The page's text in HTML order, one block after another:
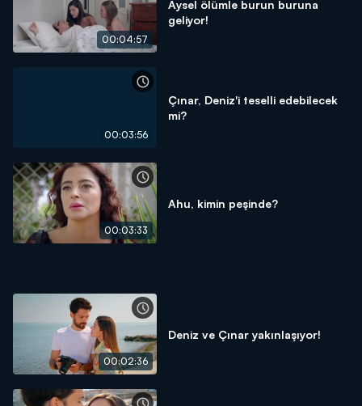
00:04:57
Aysel ölümle burun buruna
geliyor!
00:03:56
Çınar, Deniz'i teselli edebilecek
mi?
00:03:33
Ahu, kimin peşinde?
00:02:36
Deniz ve Çınar yakınlaşıyor!